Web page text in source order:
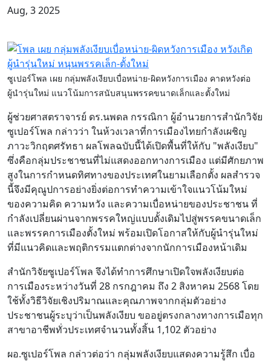
Aug, 3 2025
ซูเปอร์โพล เผย กลุ่มพลังเงียบเบื่อหน่าย-ผิดหวังการเมือง คาดหวังต่อ
ผู้นำรุ่นใหม่ แนวโน้มการสนับสนุนพรรคขนาดเล็กและตั้งใหม่
ผู้ช่วยศาสตราจารย์ ดร.นพดล กรรณิกา ผู้อำนวยการสำนักวิจัย
ซูเปอร์โพล กล่าวว่า ในห้วงเวลาที่การเมืองไทยกำลังเผชิญ
ภาวะวิกฤตศรัทธา ผลโพลฉบับนี้ได้เปิดพื้นที่ให้กับ "พลังเงียบ"
ซึ่งคือกลุ่มประชาชนที่ไม่แสดงออกทางการเมือง แต่มีศักยภาพ
สูงในการกำหนดทิศทางของประเทศในยามเลือกตั้ง ผลสำรวจ
นี้จึงมีคุณูปการอย่างยิ่งต่อการทำความเข้าใจแนวโน้มใหม่
ของความคิด ความหวัง และความเบื่อหน่ายของประชาชน ที่
กำลังเปลี่ยนผ่านจากพรรคใหญ่แบบดั้งเดิมไปสู่พรรคขนาดเล็ก
และพรรคการเมืองตั้งใหม่ พร้อมเปิดโอกาสให้กับผู้นำรุ่นใหม่
ที่มีแนวคิดและพฤติกรรมแตกต่างจากนักการเมืองหน้าเดิม
สำนักวิจัยซูเปอร์โพล จึงได้ทำการศึกษาเปิดใจพลังเงียบต่อ
การเมืองระหว่างวันที่ 28 กรกฎาคม ถึง 2 สิงหาคม 2568 โดย
ใช้ทั้งวิธีวิจัยเชิงปริมาณและคุณภาพจากกลุ่มตัวอย่าง
ประชาชนผู้ระบุว่าเป็นพลังเงียบ ขออยู่ตรงกลางทางการเมือทุก
สาขาอาชีพทั่วประเทศจำนวนทั้งสิ้น 1,102 ตัวอย่าง
ผอ.ซูเปอร์โพล กล่าวต่อว่า กลุ่มพลังเงียบแสดงความรู้สึก เบื่อ